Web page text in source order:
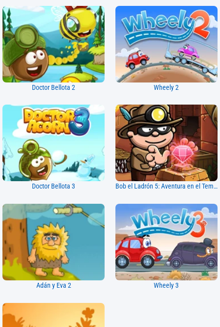
Doctor Bellota 2 Wheely 2
Doctor Bellota 3 Bob el Ladrón 5: Aventura en el Templo
Adán y Eva 2 Wheely 3